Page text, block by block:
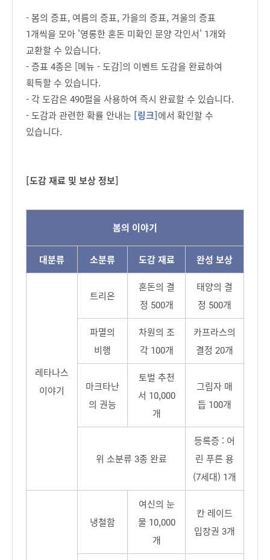
- 봄의 증표, 여름의 증표, 가을의 증표, 겨울의 증표
1개씩을 모아 '영롱한 혼돈 미확인 문양 각인서' 1개와
교환할 수 있습니다.
- 증표 4종은 [메뉴 - 도감]의 이벤트 도감을 완료하여
획득할 수 있습니다.
- 각 도감은 490펄을 사용하여 즉시 완료할 수 있습니다.
- 도감과 관련한 확률 안내는 [링크]에서 확인할 수
있습니다.
[도감 재료 및 보상 정보]
봄의 이야기
대분류 소분류 도감 재료 완성 보상
레타나스
이야기
트리온
혼돈의 결
정 500개
태양의 결
정 500개
파멸의
비행
차원의 조
각 100개
카프라스의
결정 20개
마크타난
의 권능
토벌 추천
서 10,000
개
그림자 매
듭 100개
위 소분류 3종 완료
등록증 : 어
린 푸른 용
(7세대) 1개
냉철함
여신의 눈
물 10,000
개
칸 레이드
입장권 3개